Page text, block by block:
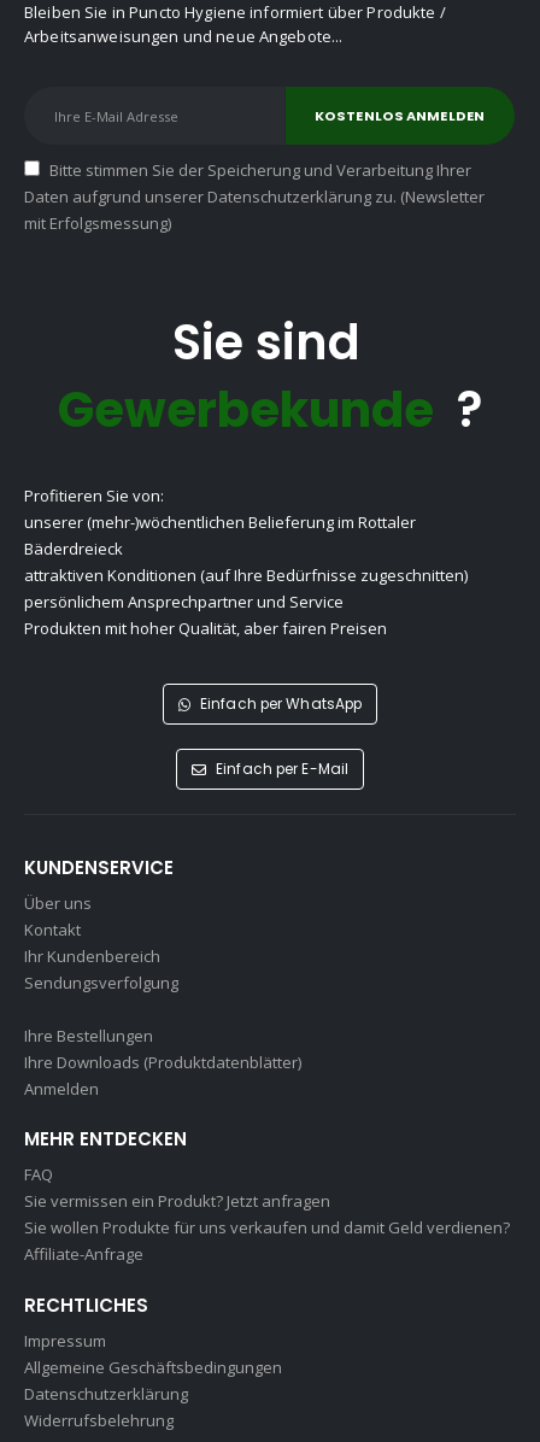
Bleiben Sie in Puncto Hygiene informiert über Produkte /
Arbeitsanweisungen und neue Angebote...
Bitte stimmen Sie der Speicherung und Verarbeitung Ihrer
Daten aufgrund unserer Datenschutzerklärung zu. (Newsletter
mit Erfolgsmessung)
Sie sind
Gewerbekunde ?
Profitieren Sie von:
unserer (mehr-)wöchentlichen Belieferung im Rottaler
Bäderdreieck
attraktiven Konditionen (auf Ihre Bedürfnisse zugeschnitten)
persönlichem Ansprechpartner und Service
Produkten mit hoher Qualität, aber fairen Preisen
Einfach per WhatsApp
Einfach per E-Mail
KUNDENSERVICE
Über uns
Kontakt
Ihr Kundenbereich
Sendungsverfolgung
Ihre Bestellungen
Ihre Downloads (Produktdatenblätter)
Anmelden
MEHR ENTDECKEN
FAQ
Sie vermissen ein Produkt? Jetzt anfragen
Sie wollen Produkte für uns verkaufen und damit Geld verdienen?
Affiliate-Anfrage
RECHTLICHES
Impressum
Allgemeine Geschäftsbedingungen
Datenschutzerklärung
Widerrufsbelehrung